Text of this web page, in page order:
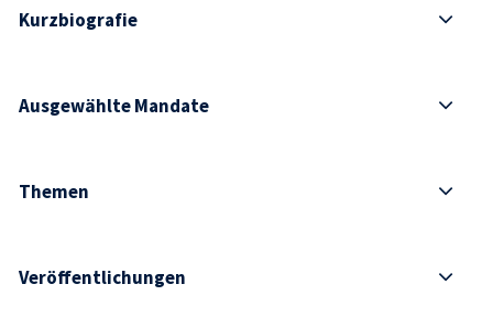
Kurzbiografie
Ausgewählte Mandate
Themen
Veröffentlichungen